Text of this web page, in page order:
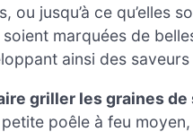
ou jusqu’à ce qu’elles
marquées de
ainsi des saveurs
griller les graines de
petite poêle à feu